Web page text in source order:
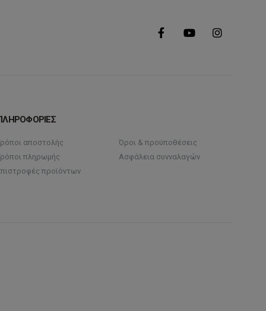
αποστολής
πληρωμής
προϊόντων
Όροι & προϋποθέσεις
Ασφάλεια συνναλαγών